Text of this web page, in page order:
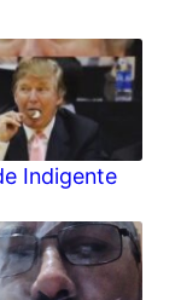
Indigente